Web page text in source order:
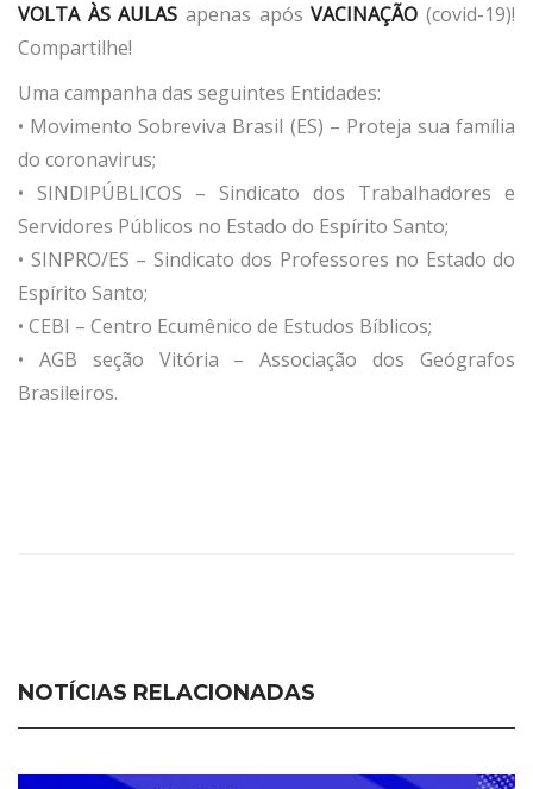
VOLTA ÀS AULAS apenas apósVACINAÇÃO (covid-19)!
Compartilhe!
Uma campanha das seguintes Entidades:
• Movimento Sobreviva Brasil (ES) – Proteja sua família
do coronavirus;
• SINDIPÚBLICOS – Sindicato dos Trabalhadores e
Servidores Públicos no Estado do Espírito Santo;
• SINPRO/ES – Sindicato dos Professores no Estado do
Espírito Santo;
• CEBI – Centro Ecumênico de Estudos Bíblicos;
• AGB seção Vitória – Associação dos Geógrafos
Brasileiros.
NOTÍCIAS RELACIONADAS